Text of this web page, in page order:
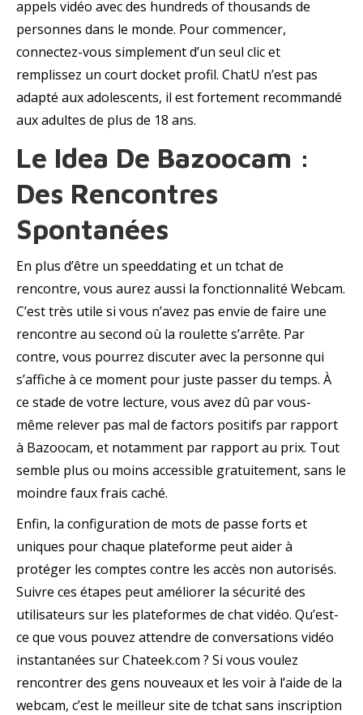
appels vidéo avec des hundreds of thousands de
personnes dans le monde. Pour commencer,
connectez-vous simplement d’un seul clic et
remplissez un court docket profil. ChatU n’est pas
adapté aux adolescents, il est fortement recommandé
aux adultes de plus de 18 ans.
Le Idea De Bazoocam :
Des Rencontres
Spontanées
En plus d’être un speeddating et un tchat de
rencontre, vous aurez aussi la fonctionnalité Webcam.
C’est très utile si vous n’avez pas envie de faire une
rencontre au second où la roulette s’arrête. Par
contre, vous pourrez discuter avec la personne qui
s’affiche à ce moment pour juste passer du temps. À
ce stade de votre lecture, vous avez dû par vous-
même relever pas mal de factors positifs par rapport
à Bazoocam, et notamment par rapport au prix. Tout
semble plus ou moins accessible gratuitement, sans le
moindre faux frais caché.
Enfin, la configuration de mots de passe forts et
uniques pour chaque plateforme peut aider à
protéger les comptes contre les accès non autorisés.
Suivre ces étapes peut améliorer la sécurité des
utilisateurs sur les plateformes de chat vidéo. Qu’est-
ce que vous pouvez attendre de conversations vidéo
instantanées sur Chateek.com ? Si vous voulez
rencontrer des gens nouveaux et les voir à l’aide de la
webcam, c’est le meilleur site de tchat sans inscription